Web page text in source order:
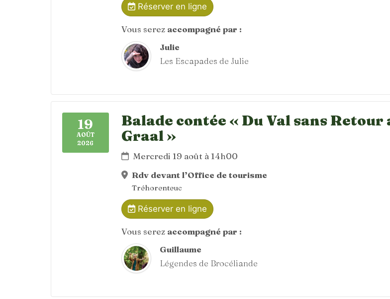
Réserver en ligne
Vous serez accompagné par :
Julie
Les Escapades de Julie
19
AOÛT
2026
Balade contée « Du Val sans Retour
Graal »
Mercredi 19 août à 14h00
Rdv devant l’Office de tourisme
Tréhorenteuc
Réserver en ligne
Vous serez accompagné par :
Guillaume
Légendes de Brocéliande